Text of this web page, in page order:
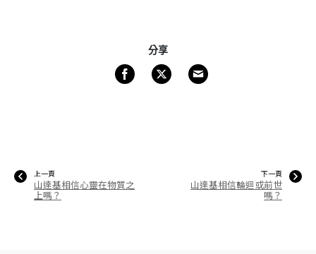
分享
上一頁
山達基相信心靈在物質之
上嗎？
下一頁
山達基相信輪迴或前世
嗎？